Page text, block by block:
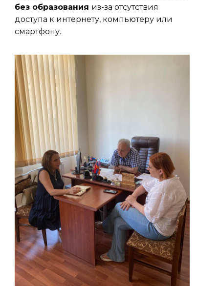
без образования из-за отсутствия
доступа к интернету, компьютеру или
смартфону.